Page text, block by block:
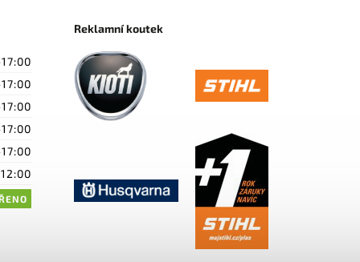
Reklamní koutek